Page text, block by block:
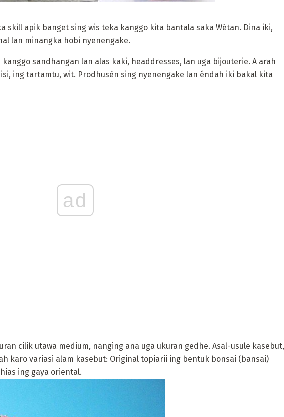
skill apik banget sing wis teka kanggo kita bantala saka Wétan. Dina iki,
lan minangka hobi nyenengake.
sandhangan lan alas kaki, headdresses, lan uga bijouterie. A arah
ing tartamtu, wit. Prodhusèn sing nyenengake lan éndah iki bakal kita
ad
cilik utawa medium, nanging ana uga ukuran gedhe. Asal-usule kasebut,
karo variasi alam kasebut: Original topiarii ing bentuk bonsai (bansai)
ing gaya oriental.